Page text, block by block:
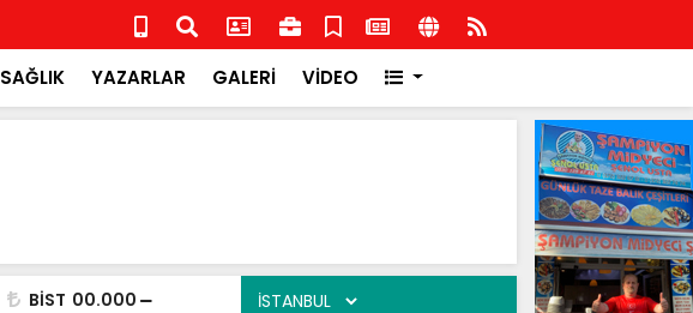
Rotary Bölge Federasyon Başkanı Orhan Uludağ'dan Kdz.Ereğli
Rotary Kulübü'ne ziyaret
SAĞLIK YAZARLAR GALERİ VİDEO
BİST 00.000